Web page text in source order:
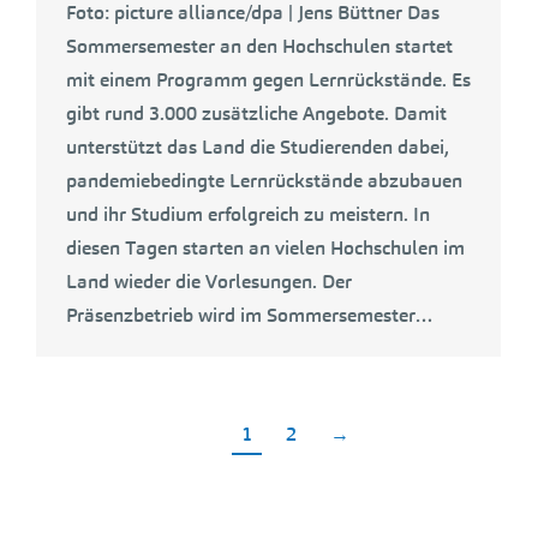
Foto: picture alliance/dpa | Jens Büttner Das
Sommersemester an den Hochschulen startet
mit einem Programm gegen Lernrückstände. Es
gibt rund 3.000 zusätzliche Angebote. Damit
unterstützt das Land die Studierenden dabei,
pandemiebedingte Lernrückstände abzubauen
und ihr Studium erfolgreich zu meistern. In
diesen Tagen starten an vielen Hochschulen im
Land wieder die Vorlesungen. Der
Präsenzbetrieb wird im Sommersemester…
1 2 →